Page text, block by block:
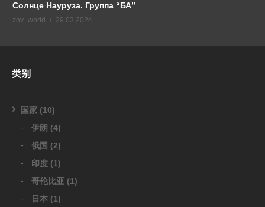
Солнце Науруза. Группа “БА”
zov_world 29.03.2024
类别
国家 (10)
伊朗 (4)
俄国 (2)
印度 (1)
哥伦比亚 (1)
日本 (1)